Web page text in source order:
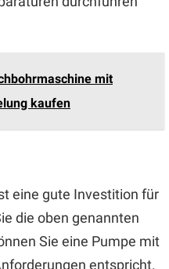
mit
kaufen
eine gute Investition für
die oben genannten
Sie eine Pumpe mit
entspricht.